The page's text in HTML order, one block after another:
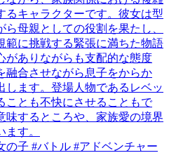
るキャラクターです。彼女は型
母親としての役割を果たし、
範に挑戦する緊張に満ちた物語
がありながらも支配的な態度
融合させながら息子をからか
します。登場人物であるレベッ
ことも不快にさせることもで
味するところや、家族愛の境界
す。
の子 #バトル #アドベンチャー